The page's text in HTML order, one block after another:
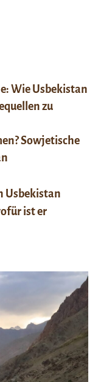
Wie Usbekistan
zu
Sowjetische
Usbekistan
ist er